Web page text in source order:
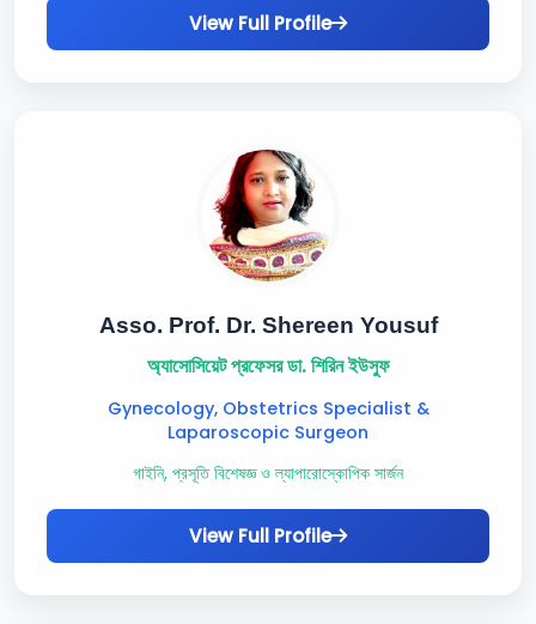
View Full Profile
Asso. Prof. Dr. Shereen Yousuf
অ্যাসোসিয়েট প্রফেসর ডা. শিরিন ইউসুফ
Gynecology, Obstetrics Specialist &
Laparoscopic Surgeon
গাইনি, প্রসূতি বিশেষজ্ঞ ও ল্যাপারোস্কোপিক সার্জন
View Full Profile